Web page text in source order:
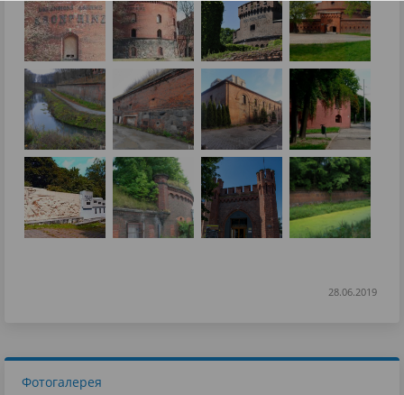
28.06.2019
Фотогалерея